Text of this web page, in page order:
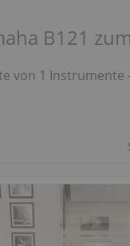
B121
von 1 Instrumente